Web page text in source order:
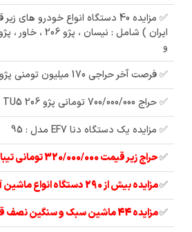
✅ مزایده 40 دستگاه انواع خودرو
ایران ) شامل :
و
✅ فرصت آخر حراجی 170 میلیون تومنی پژو 206
✅ حراج 700/000/000 تومانی پژو 206 TU5 مدل : 96
✅ مزایده یک دستگاه دنا EF7 مدل : 95
✅حراج زیر قیمت 320/000/000 تومانی تیبا 2 مدل 97
✅مزایده بیش از 290 دستگاه انواع ماشین آلات
✅مزایده 44 ماشین سبک و سنگین نصف قیمت